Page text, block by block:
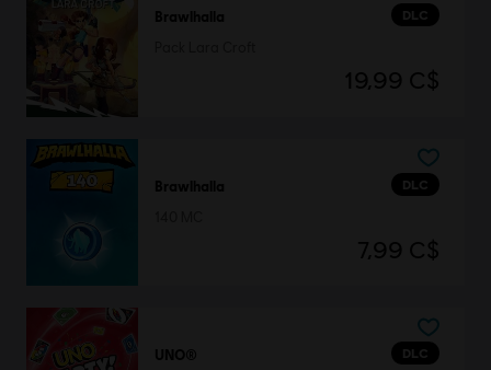
DLC
Brawlhalla
19,99 C$
DLC
Brawlhalla
7,99 C$
DLC
UNO®